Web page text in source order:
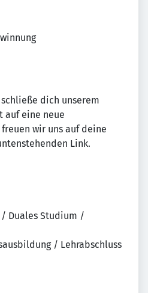
dich unserem
auf eine neue
wir uns auf deine
Link.
/ Duales Studium /
/ Lehrabschluss